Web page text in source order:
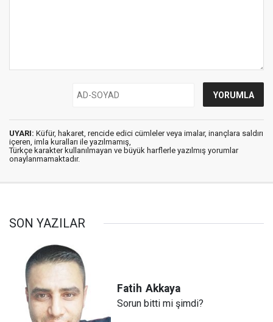
UYARI: Küfür, hakaret, rencide edici cümleler veya imalar, inançlara saldırı
içeren, imla kuralları ile yazılmamış,
Türkçe karakter kullanılmayan ve büyük harflerle yazılmış yorumlar
onaylanmamaktadır.
SON YAZILAR
Fatih Akkaya
Sorun bitti mi şimdi?